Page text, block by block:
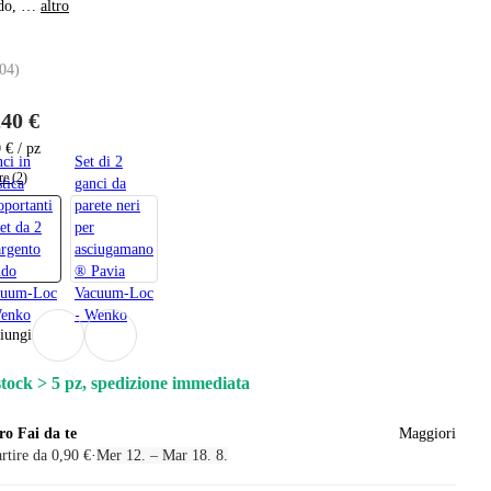
, … altro
)
€
€ / pz
(2)
in
da 2
Loc
Set di 2
ganci da
parete neri
per
asciugamano
® Pavia
Vacuum-Loc
- Wenko
> 5 pz, spedizione immediata
Fai da te
da 0,90 €·Mer 12. – Mar 18. 8.
Maggiori